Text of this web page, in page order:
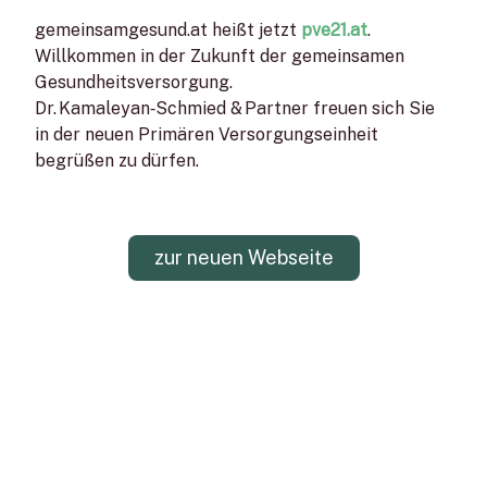
gemeinsamgesund.at heißt jetzt pve21.at.
Willkommen in der Zukunft der gemeinsamen
Gesundheitsversorgung.
Dr. Kamaleyan‑Schmied & Partner freuen sich Sie
in der neuen Primären Versorgungseinheit
begrüßen zu dürfen.
zur neuen Webseite